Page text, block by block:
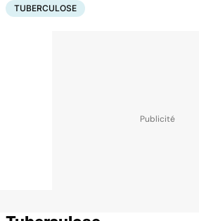
TUBERCULOSE